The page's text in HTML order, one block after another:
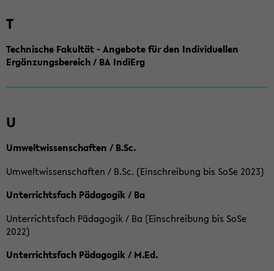
T
Technische Fakultät - Angebote für den Individuellen
Ergänzungsbereich / BA IndiErg
U
Umweltwissenschaften / B.Sc.
Umweltwissenschaften / B.Sc. (Einschreibung bis SoSe 2023)
Unterrichtsfach Pädagogik / Ba
Unterrichtsfach Pädagogik / Ba (Einschreibung bis SoSe
2022)
Unterrichtsfach Pädagogik / M.Ed.